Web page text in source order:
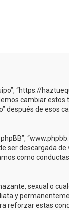
“https://
cambiar
después de
ser descargada de
como
sexual o
y
estas